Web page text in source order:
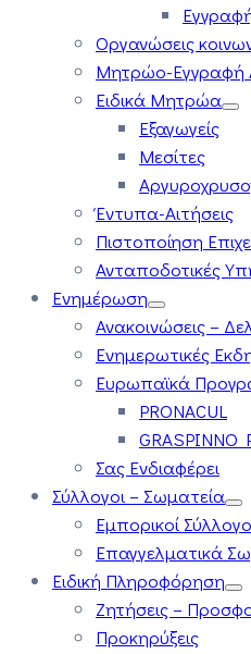
Οργανώσεις
Μητρώο-Εγγραφή
Ειδικά Μητρώα
Εξαγωγείς
Μεσίτες
Έντυπα-Αιτήσεις
Πιστοποίηση
Ανταποδοτικές
Ενημέρωση
Ανακοινώσεις –
Ενημερωτικές
Ευρωπαϊκά
PRONACUL
GRASPINNO
Σας Ενδιαφέρει
Σύλλογοι – Σωματεία
Εμπορικοί
Επαγγελματικά
Ειδική Πληροφόρηση
Ζητήσεις –
Προκηρύξεις